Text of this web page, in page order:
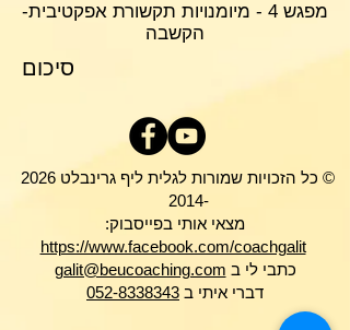
מפגש 4 - מיומנויות תקשורת אפקטיבית-
הקשבה
סיכום
-2014
מצאי אותי בפייסבוק:
https://www.facebook.com/coachgalit
כתבי לי ב galit@beucoaching.com
דברי איתי ב 052-8338343